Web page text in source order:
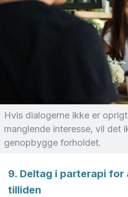
Hvis dialogerne ikke er
manglende interesse, vil det
genopbygge forholdet.
9. Deltag i parterapi for
tilliden